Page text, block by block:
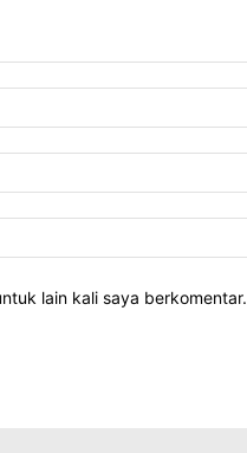
lain kali saya berkomentar.